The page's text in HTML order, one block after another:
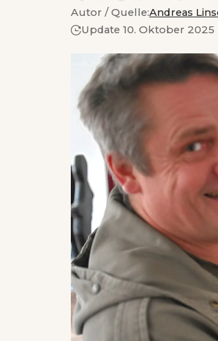
Autor / Quelle:Andreas
Update 10. Oktober